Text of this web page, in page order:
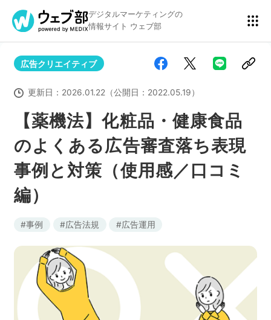
デジタルマーケティングの
情報サイト ウェブ部
リスティング広告 BtoBマーケティング
アクセス解析 ディスプレイ広告
アドテクノロジー
Webサイト構築
ネット市場調査データ フィード広告
【薬機法】化粧品・健康食品
のよくある広告審査落ち表現
事例と対策（使用感／口コミ
編）
広告クリエイティブ
更新日： 2026.01.22（公開日： 2022.05.19）
事例 広告法規 広告運用